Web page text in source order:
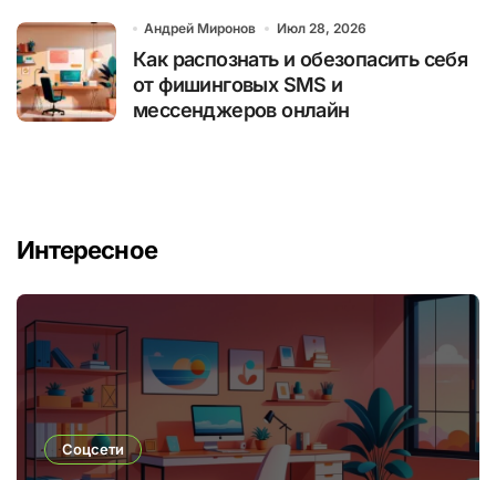
Андрей Миронов Июл 28, 2026
Как распознать и обезопасить себя
от фишинговых SMS и
мессенджеров онлайн
Интересное
Соцсети